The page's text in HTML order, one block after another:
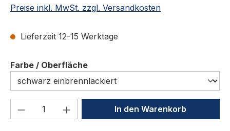
Preise inkl. MwSt. zzgl. Versandkosten
Lieferzeit 12-15 Werktage
Farbe / Oberflächeauswählen
Produkt Anzahl: Gib denIn den Warenkorb